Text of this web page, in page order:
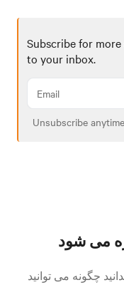
Subscribe for
to your inbox.
Unsubscribe
چگونه می توانید